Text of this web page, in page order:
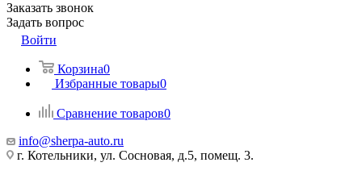
Заказать звонок
Задать вопрос
Войти
Корзина0
Избранные товары0
Сравнение товаров0
info@sherpa-auto.ru
г. Котельники, ул. Сосновая, д.5, помещ. 3.